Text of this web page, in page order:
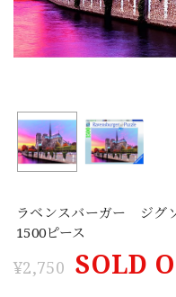
ラベンスバーガー ジグ
1500ピース
¥2,750 SOLD